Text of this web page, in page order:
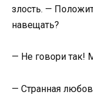
злость. —
навещать?
— Не говори так!
— Странная